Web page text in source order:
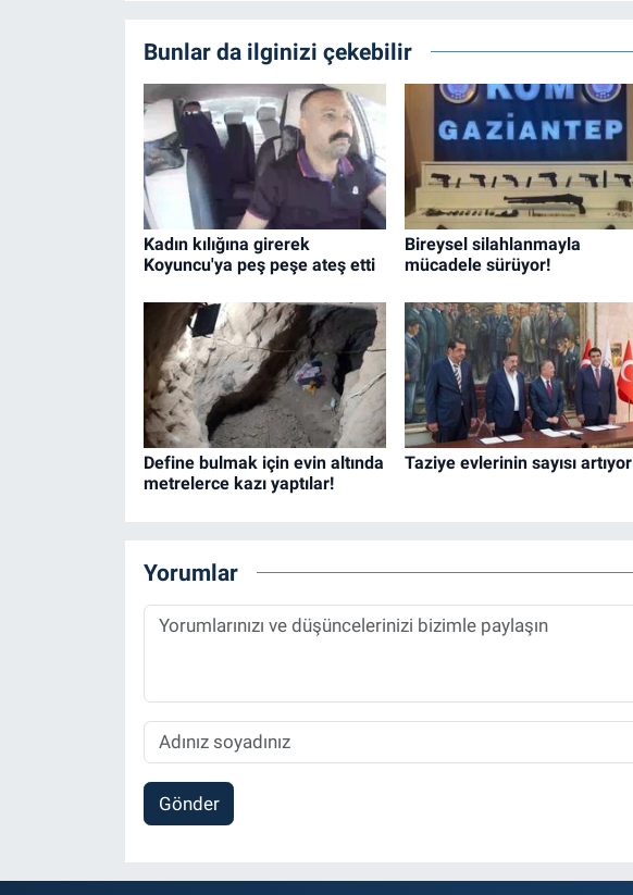
Bunlar da ilginizi çekebilir
Kadın kılığına girerek
Koyuncu'ya peş peşe ateş etti
Bireysel silahlanmayla
mücadele sürüyor!
Define bulmak için evin altında
metrelerce kazı yaptılar!
Taziye evlerinin sayısı artıyor
Yorumlar
Gönder